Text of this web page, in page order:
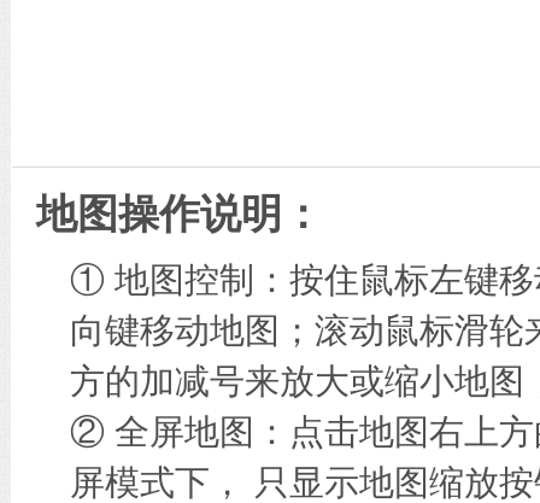
地图操作说明：
① 地图控制：按住鼠标左键
向键移动地图；滚动鼠标滑
方的加减号来放大或缩小地图
② 全屏地图：点击地图右上方
屏模式下， 只显示地图缩放